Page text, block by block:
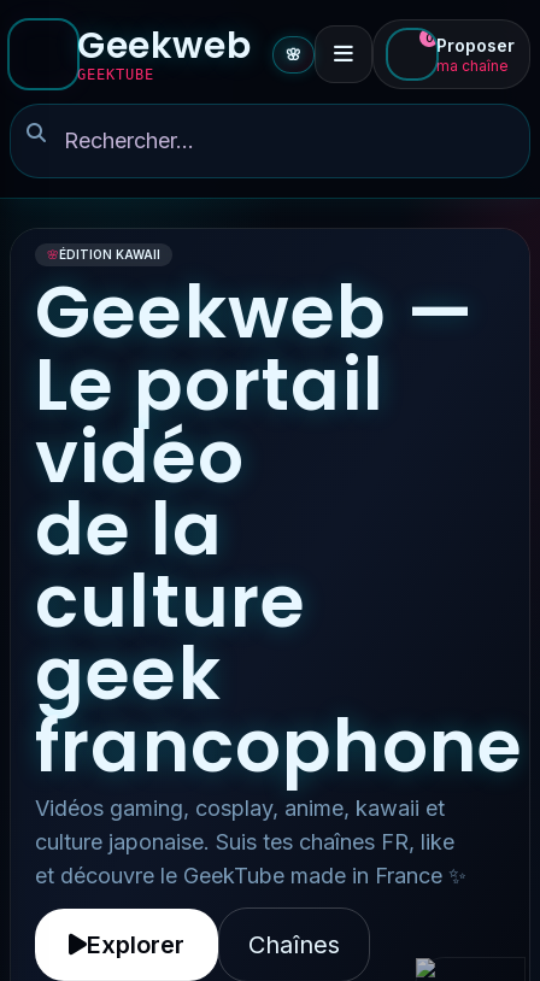
Geekweb
GEEKTUBE
🌸
0 Proposer
ma chaîne
🌸ÉDITION KAWAII
Geekweb —
Le portail
vidéo
de la
culture
geek
francophone
Vidéos gaming, cosplay, anime, kawaii et
culture japonaise. Suis tes chaînes FR, like
et découvre le GeekTube made in France ✨
Explorer Chaînes